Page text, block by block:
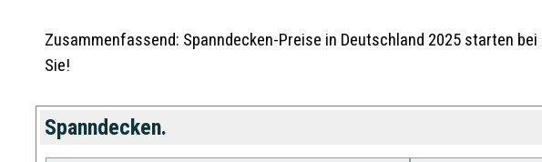
Zusammenfassend: Spanndecken-Preise in Deutschland 2025 starten
Sie!
Spanndecken.